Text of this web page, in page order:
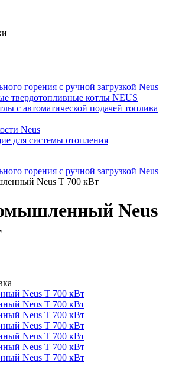
горения с ручной загрузкой Neus
твердотопливные котлы NEUS
с автоматической подачей топлива
Neus
для системы отопления
горения с ручной загрузкой Neus
Neus Т 700 кВт
Neus